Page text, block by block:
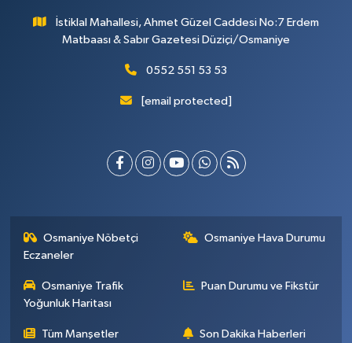
İstiklal Mahallesi, Ahmet Güzel Caddesi No:7 Erdem
Matbaası & Sabır Gazetesi Düziçi/Osmaniye
0552 551 53 53
[email protected]
Osmaniye Nöbetçi
Eczaneler
Osmaniye Hava Durumu
Osmaniye Trafik
Yoğunluk Haritası
Puan Durumu ve Fikstür
Tüm Manşetler Son Dakika Haberleri